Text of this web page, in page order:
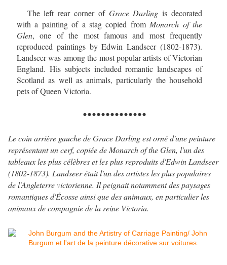
The left rear corner of Grace Darlingis decorated
with a painting of a stag copied from Monarch of the
Glen, one of the most famous and most frequently
reproduced paintings by Edwin Landseer (1802-1873).
Landseer was among the most popular artists of Victorian
England. His subjects included romantic landscapes of
Scotland as well as animals, particularly the household
pets of Queen Victoria.
..............
Le coin arrière gauche de Grace Darling est orné d'une peinture
représentant un cerf, copiée de Monarch of the Glen, l'un des
tableaux les plus célèbres et les plus reproduits d'Edwin Landseer
(1802-1873). Landseer était l'un des artistes les plus populaires
de l'Angleterre victorienne. Il peignait notamment des paysages
romantiques d'Écosse ainsi que des animaux, en particulier les
animaux de compagnie de la reine Victoria.